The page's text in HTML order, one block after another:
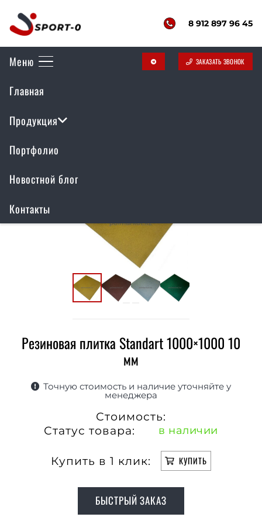
8 912 897 96 45
Меню
Главная
Продукция
Портфолио
Новостной блог
Контакты
telegram ЗАКАЗАТЬ ЗВОНОК
Резиновое покрытие
Резиновая плитка Standart 1000×1000 10
мм
Точную стоимость и наличие уточняйте у
менеджера
Стоимость:
Статус товара:
в наличии
Купить в 1 клик: КУПИТЬ
БЫСТРЫЙ ЗАКАЗ